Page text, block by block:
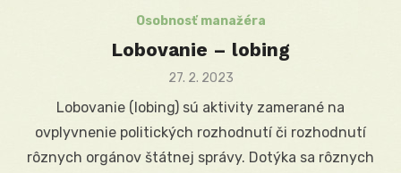
Osobnosť manažéra
Lobovanie – lobing
Posted
27. 2. 2023
Lobovanie (lobing) sú aktivity zamerané na
ovplyvnenie politických rozhodnutí či rozhodnutí
rôznych orgánov štátnej správy. Dotýka sa rôznych